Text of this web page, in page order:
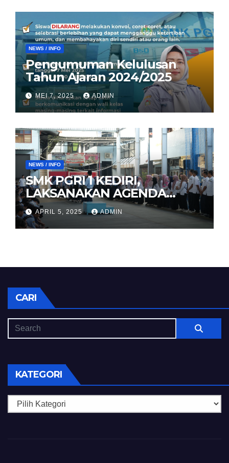
NEWS / INFO
Pengumuman Kelulusan
Tahun Ajaran 2024/2025
MEI 7, 2025 ADMIN
NEWS / INFO
SMK PGRI 1 KEDIRI,
LAKSANAKAN AGENDA
HALAL BIHALAL
APRIL 5, 2025 ADMIN
CARI
KATEGORI
Kategori